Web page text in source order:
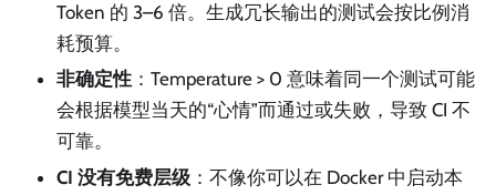
Token 的 3–6 倍。生成冗长输出的测试会按比例消
耗预算。
非确定性 ：Temperature > 0 意味着同一个测试可能
会根据模型当天的“心情”而通过或失败，导致 CI 不
可靠。
CI 没有免费层级 ：不像你可以在 Docker 中启动本